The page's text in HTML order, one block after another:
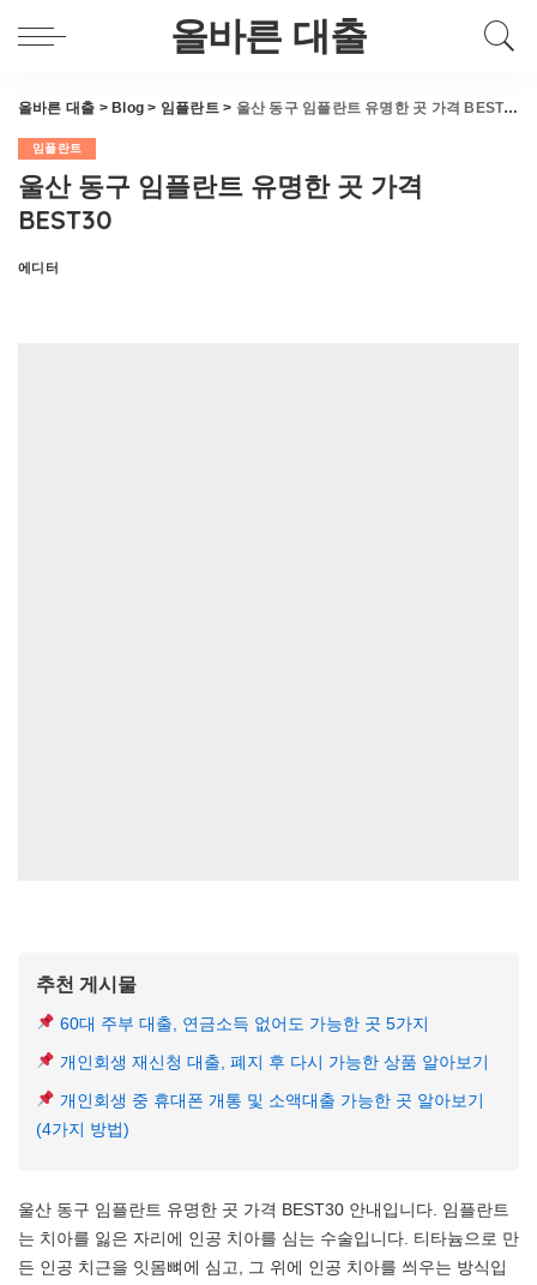
올바른 대출
올바른 대출 > Blog > 임플란트> 울산 동구 임플란트 유명한 곳 가격 BEST30
임플란트
울산 동구 임플란트 유명한 곳 가격
BEST30
Posted
에디터
추천 게시물
60대 주부 대출, 연금소득 없어도 가능한 곳 5가지
개인회생 재신청 대출, 폐지 후 다시 가능한 상품 알아보기
개인회생 중 휴대폰 개통 및 소액대출 가능한 곳 알아보기
(4가지 방법)
울산 동구 임플란트 유명한 곳 가격 BEST30 안내입니다. 임플란트
는 치아를 잃은 자리에 인공 치아를 심는 수술입니다. 티타늄으로 만
든 인공 치근을 잇몸뼈에 심고, 그 위에 인공 치아를 씌우는 방식입